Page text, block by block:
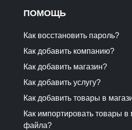
ПОМОЩЬ
Как восстановить пароль?
Как добавить компанию?
Как добавить магазин?
Как добавить услугу?
Как добавить товары в
Как импортировать товары в
файла?